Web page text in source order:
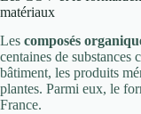
matériaux
Les composés
centaines de substances
bâtiment, les produits
plantes. Parmi eux, le
France.